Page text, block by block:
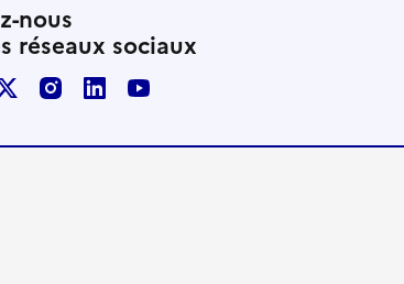
nous
réseaux sociaux
X / TwitterInstagram
LinkedInYoutube